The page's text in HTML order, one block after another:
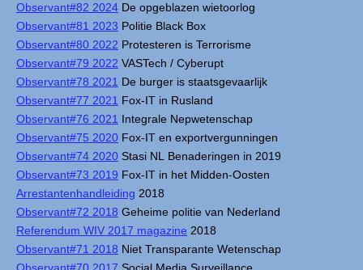
Observant#82 2024 De opgeblazen wietoorlog
Observant#81 2023 Politie Black Box
Observant#80 2022 Protesteren is Terrorisme
Observant#79 2022 VASTech / Cyberupt
Observant#78 2021 De burger is staatsgevaarlijk
Observant#77 2021 Fox-IT in Rusland
Observant#76 2021 Integrale Nepwetenschap
Observant#75 2020 Fox-IT en exportvergunningen
Observant#74 2020 Stasi NL Benaderingen in 2019
Observant#73 2019 Fox-IT in het Midden-Oosten
Arrestantenhandleiding 2018
Observant#72 2018 Geheime politie van Nederland
Referendum WIV 2017 magazine 2018
Observant#71 2018 Niet Transparante Wetenschap